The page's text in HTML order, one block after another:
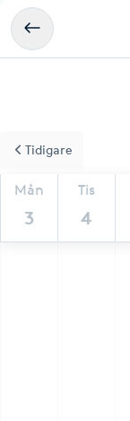
Mån
3
Tis
4
Tidigare